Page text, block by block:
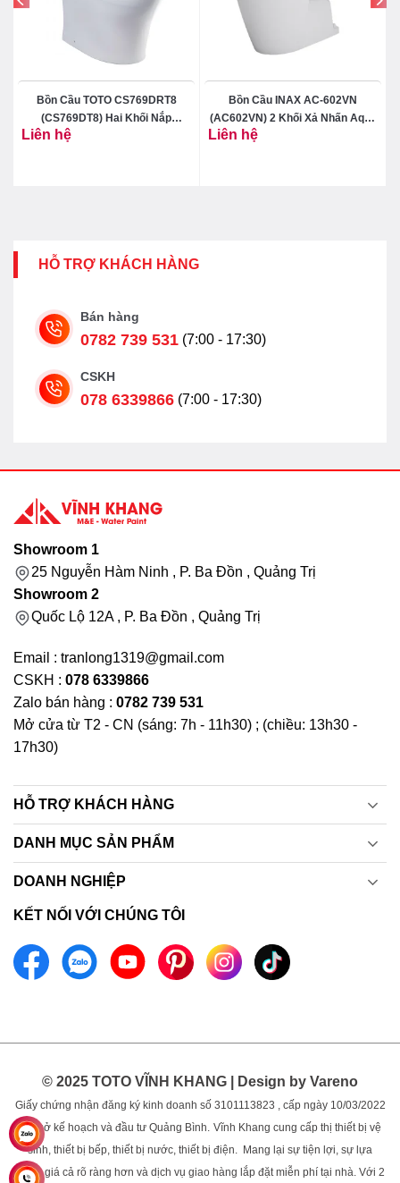
Bồn Cầu TOTO CS769DRT8
(CS769DT8) Hai Khối Nắp
Liên hệ
Bồn Cầu INAX AC-602VN
(AC602VN) 2 Khối Xả Nhấn Aqua
Liên hệ
HỖ TRỢ KHÁCH HÀNG
Bán hàng
0782 739 531 (7:00 - 17:30)
CSKH
078 6339866 (7:00 - 17:30)
Showroom 1
25 Nguyễn Hàm Ninh , P. Ba Đồn , Quảng Trị
Showroom 2
Quốc Lộ 12A , P. Ba Đồn , Quảng Trị
Email : tranlong1319@gmail.com
CSKH : 078 6339866
Zalo bán hàng : 0782 739 531
Mở cửa từ T2 - CN (sáng: 7h - 11h30) ; (chiều: 13h30 -
17h30)
HỖ TRỢ KHÁCH HÀNG
DANH MỤC SẢN PHẨM
DOANH NGHIỆP
KẾT NỐI VỚI CHÚNG TÔI
© 2025 TOTO VĨNH KHANG | Design by Vareno
Giấy chứng nhận đăng ký kinh doanh số 3101113823 , cấp ngày 10/03/2022
bởi sở kế hoạch và đầu tư Quảng Bình. Vĩnh Khang cung cấp thị thiết bị vệ
sinh, thiết bị bếp, thiết bị nước, thiết bị điện. Mang lại sự tiện lợi, sự lựa
chọn, giá cả rõ ràng hơn và dịch vụ giao hàng lắp đặt miễn phí tại nhà. Với 2